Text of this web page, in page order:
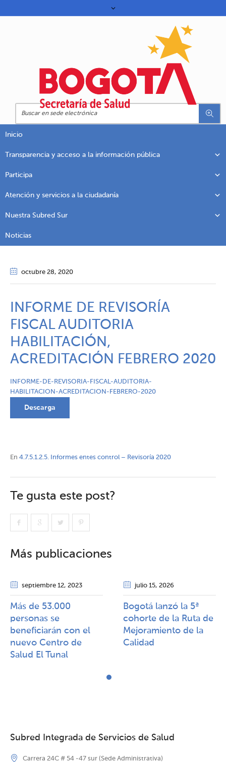
Inicio
Transparencia y acceso a la información pública
Participa
Atención y servicios a la ciudadanía
Nuestra Subred Sur
Noticias
octubre 28, 2020
INFORME DE REVISORÍA
FISCAL AUDITORIA
HABILITACIÓN,
ACREDITACIÓN FEBRERO 2020
INFORME-DE-REVISORIA-FISCAL-AUDITORIA-
HABILITACION-ACREDITACION-FEBRERO-2020
Descarga
En 4.7.5.1.2.5. Informes entes control – Revisoría 2020
Te gusta este post?
Más publicaciones
septiembre 12, 2023
Más de 53.000
personas se
beneficiarán con el
nuevo Centro de
Salud El Tunal
julio 15, 2026
Bogotá lanzó la 5ª
cohorte de la Ruta de
Mejoramiento de la
Calidad​​
Subred Integrada de Servicios de Salud
Carrera 24C # 54 -47 sur (Sede Administrativa)